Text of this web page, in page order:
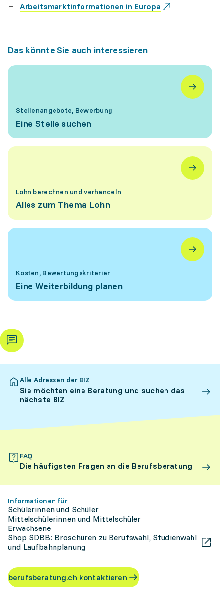
Arbeitsmarktinformationen in Europa
Das könnte Sie auch interessieren
Stellenangebote, Bewerbung
Eine Stelle suchen
Lohn berechnen und verhandeln
Alles zum Thema Lohn
Kosten, Bewertungskriterien
Eine Weiterbildung planen
Alle Adressen der BIZ
Sie möchten eine Beratung und suchen das
nächste BIZ
FAQ
Die häufigsten Fragen an die Berufsberatung
Informationen für
Schülerinnen und Schüler
Mittelschülerinnen und Mittelschüler
Erwachsene
Shop SDBB: Broschüren zu Berufswahl, Studienwahl
und Laufbahnplanung
berufsberatung.ch kontaktieren